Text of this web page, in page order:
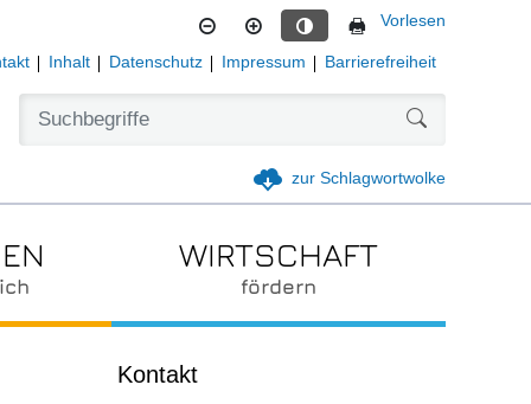
Kontrastmodus aktivieren
Vorlesen
Inhalt Datenschutz Impressum Barrierefreiheit
zur Schlagwortwolke
WIRTSCHAFT
fördern
Kontakt